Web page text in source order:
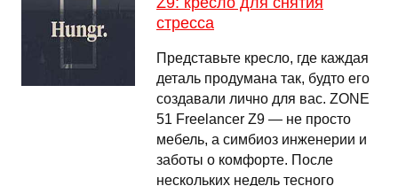
стресса
Представьте кресло, где каждая
деталь продумана так, будто его
создавали лично для вас. ZONE
51 Freelancer Z9 — не просто
мебель, а симбиоз инженерии и
заботы о комфорте. После
нескольких недель тесного